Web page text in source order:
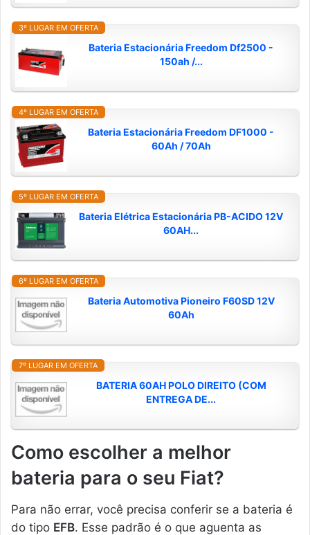
3º LUGAR EM OFERTA
Bateria Estacionária Freedom Df2500 -
150ah /...
4º LUGAR EM OFERTA
Bateria Estacionária Freedom DF1000 -
60Ah / 70Ah
5º LUGAR EM OFERTA
Bateria Elétrica Estacionária PB-ACIDO 12V
60AH...
6º LUGAR EM OFERTA
Bateria Automotiva Pioneiro F60SD 12V
60Ah
7º LUGAR EM OFERTA
BATERIA 60AH POLO DIREITO (COM
ENTREGA DE...
Como escolher a melhor
bateria para o seu Fiat?
Para não errar, você precisa conferir se a bateria é
do tipo EFB. Esse padrão é o que aguenta as